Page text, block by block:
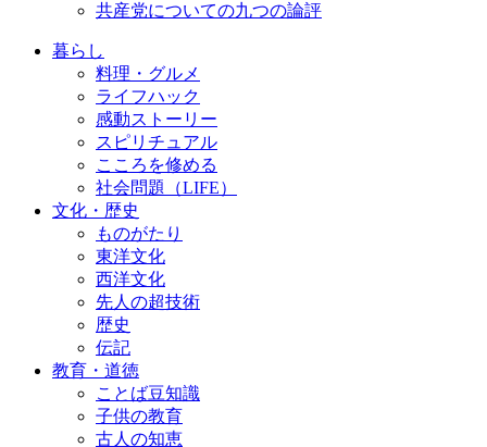
共産党についての九つの論評
暮らし
料理・グルメ
ライフハック
感動ストーリー
スピリチュアル
こころを修める
社会問題（LIFE）
文化・歴史
ものがたり
東洋文化
西洋文化
先人の超技術
歴史
伝記
教育・道徳
ことば豆知識
子供の教育
古人の知恵